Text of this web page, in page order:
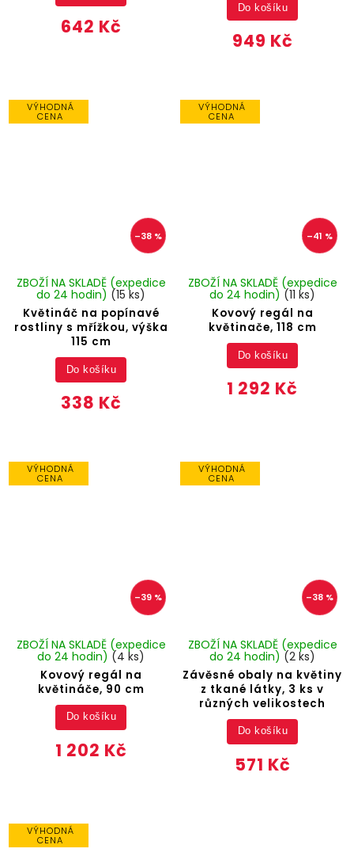
642 Kč
949 Kč
Do košíku
VÝHODNÁ
CENA
–38 %
Květináč na popínavé
rostliny s mřížkou, výška
115 cm
ZBOŽÍ NA SKLADĚ (expedice
do 24 hodin) (15 ks)
338 Kč
Do košíku
VÝHODNÁ
CENA
–41 %
Kovový regál na
květinače, 118 cm
ZBOŽÍ NA SKLADĚ (expedice
do 24 hodin) (11 ks)
1 292 Kč
Do košíku
VÝHODNÁ
CENA
–39 %
Kovový regál na
květináče, 90 cm
ZBOŽÍ NA SKLADĚ (expedice
do 24 hodin) (4 ks)
1 202 Kč
Do košíku
VÝHODNÁ
CENA
–38 %
Závěsné obaly na květiny
z tkané látky, 3 ks v
různých velikostech
ZBOŽÍ NA SKLADĚ (expedice
do 24 hodin) (2 ks)
571 Kč
Do košíku
VÝHODNÁ
CENA